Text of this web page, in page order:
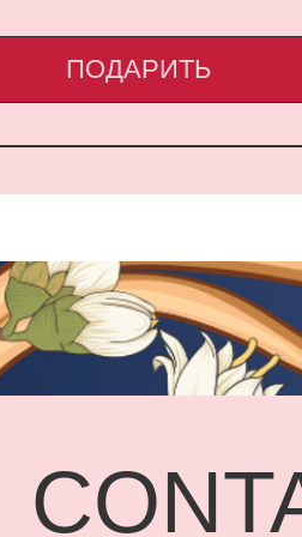
+7 918